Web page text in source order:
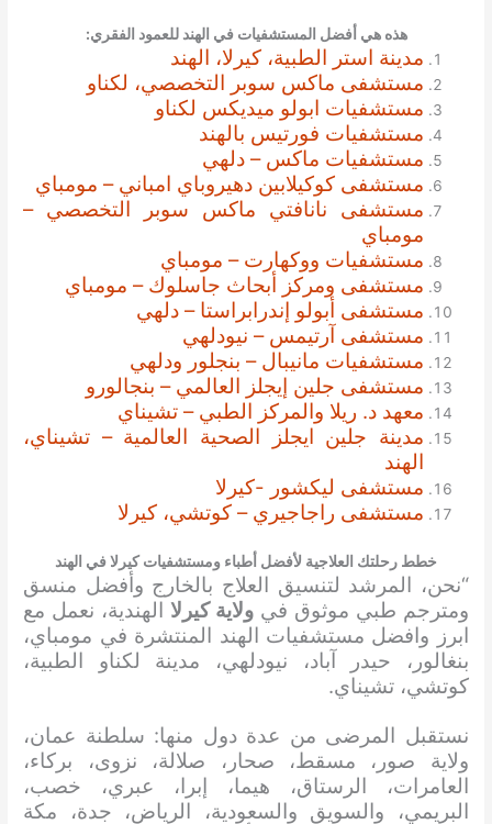
هذه هي أفضل المستشفيات في الهند للعمود الفقري:
مدينة استر الطبية، كيرلا، الهند
مستشفى ماكس سوبر التخصصي، لكناو
مستشفيات ابولو ميديكس لكناو
مستشفيات فورتيس بالهند
مستشفيات ماكس – دلهي
مستشفى كوكيلابين دهيروباي امباني – مومباي
مستشفى نانافتي ماكس سوبر التخصصي –
مومباي
مستشفيات ووكهارت – مومباي
مستشفى ومركز أبحاث جاسلوك – مومباي
مستشفى أبولو إندرابراستا – دلهي
مستشفى آرتيمس – نيودلهي
مستشفيات مانيبال – بنجلور ودلهي
مستشفى جلين إيجلز العالمي – بنجالورو
معهد د. ريلا والمركز الطبي – تشيناي
مدينة جلين ايجلز الصحية العالمية – تشيناي،
الهند
مستشفى ليكشور -كيرلا
مستشفى راجاجيري – كوتشي، كيرلا
خطط رحلتك العلاجية لأفضل أطباء ومستشفيات كيرلا في الهند
“نحن، المرشد لتنسيق العلاج بالخارج وأفضل منسق
ومترجم طبي موثوق في ولاية كيرلاالهندية، نعمل مع
ابرز وافضل مستشفيات الهند المنتشرة في مومباي،
بنغالور، حيدر آباد، نيودلهي، مدينة لكناو الطبية،
كوتشي، تشيناي.
نستقبل المرضى من عدة دول منها: سلطنة عمان،
ولاية صور، مسقط، صحار، صلالة، نزوى، بركاء،
العامرات، الرستاق، هيما، إبرا، عبري، خصب،
البريمي، والسويق والسعودية، الرياض، جدة، مكة